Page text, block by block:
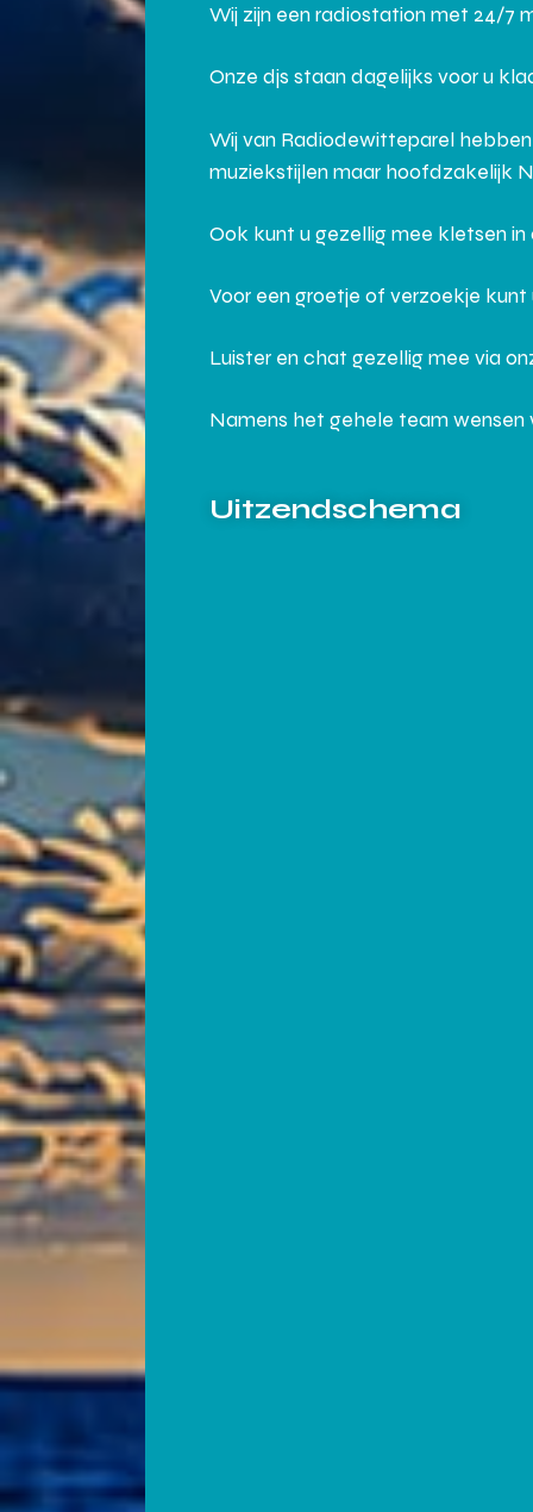
Wij zijn een radiostation met 24/7
Onze djs staan dagelijks voor u
Wij van Radiodewitteparel
muziekstijlen maar hoofdzakelijk
Ook kunt u gezellig mee kletsen
Voor een groetje of verzoekje
Luister en chat gezellig mee via
Namens het gehele team wensen
Uitzendschema